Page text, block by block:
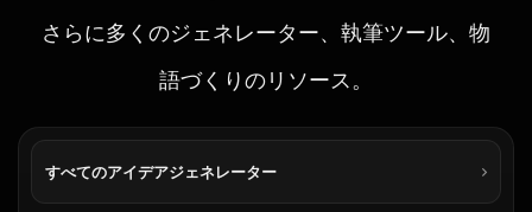
さらに多くのジェネレーター、執筆ツール、物
語づくりのリソース。
すべてのアイデアジェネレーター